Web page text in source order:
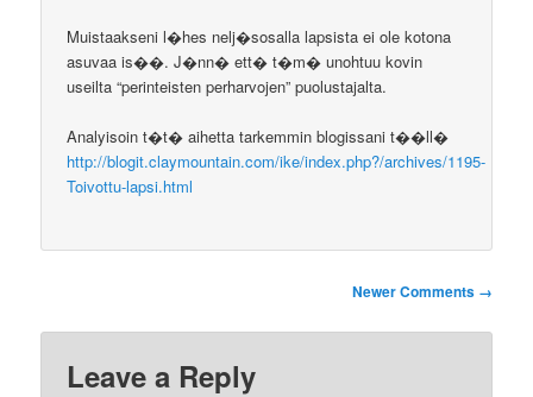
Muistaakseni l�hes nelj�sosalla lapsista ei ole kotona
asuvaa is��. J�nn� ett� t�m� unohtuu kovin
useilta “perinteisten perharvojen” puolustajalta.
Analyisoin t�t� aihetta tarkemmin blogissani t��ll�
http://blogit.claymountain.com/ike/index.php?/archives/1195-
Toivottu-lapsi.html
Newer Comments →
Leave a Reply